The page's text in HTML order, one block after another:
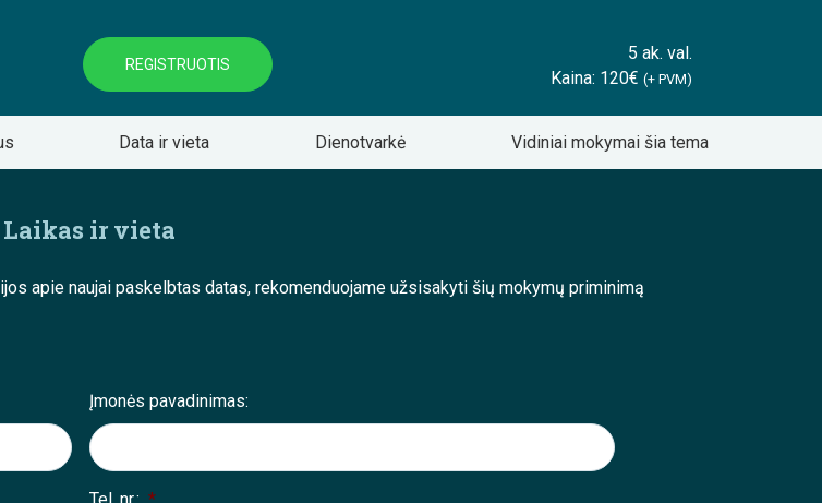
REGISTRUOTIS
5 ak. val.
Kaina: 120€ (+ PVM)
Data ir vieta Dienotvarkė Vidiniai mokymai šia tema
Laikas ir vieta
apie naujai paskelbtas datas, rekomenduojame užsisakyti šių mokymų priminimą
Įmonės pavadinimas: